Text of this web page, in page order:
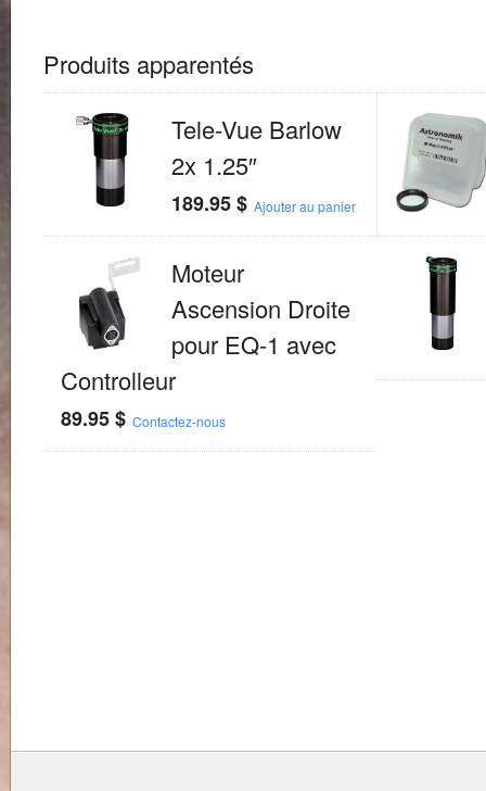
Produits apparentés
Tele-Vue Barlow
2x 1.25″
189.95$ Ajouter au panier
Moteur
Ascension Droite
pour EQ-1 avec
Controlleur
89.95$ Contactez-nous